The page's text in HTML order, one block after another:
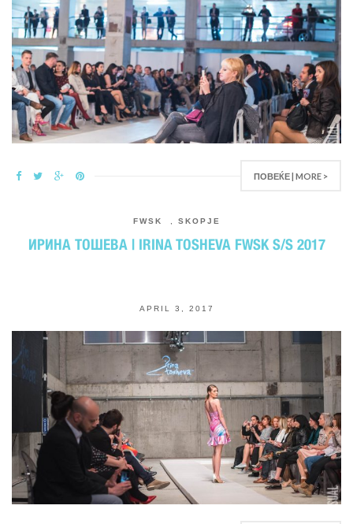
ПОВЕЌЕ | MORE >
FWSK SKOPJE
ИРИНА ТОШЕВА | IRINA TOSHEVA FWSK S/S 2017
APRIL 3, 2017